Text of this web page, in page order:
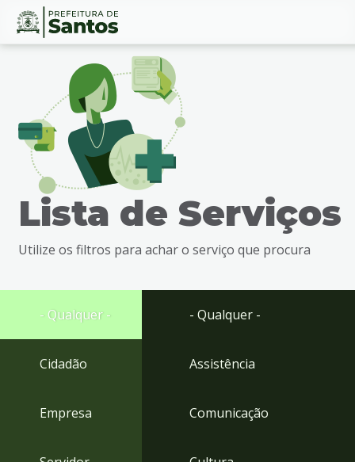
Ir
busca
Ir
rodapé
Conteúdo
Lista de Serviços
Utilize os filtros para achar o serviço que procura
- Qualquer -
Cidadão
Empresa
- Qualquer -
Assistência
Comunicação